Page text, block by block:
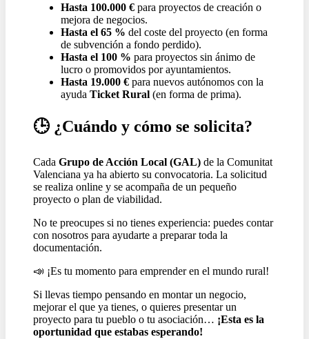
Hasta 100.000 € para proyectos de creación o
mejora de negocios.
Hasta el 65 % del coste del proyecto (en forma
de subvención a fondo perdido).
Hasta el 100 % para proyectos sin ánimo de
lucro o promovidos por ayuntamientos.
Hasta 19.000 € para nuevos autónomos con la
ayuda Ticket Rural (en forma de prima).
🕒 ¿Cuándo y cómo se solicita?
Cada Grupo de Acción Local (GAL) de la Comunitat
Valenciana ya ha abierto su convocatoria. La solicitud
se realiza online y se acompaña de un pequeño
proyecto o plan de viabilidad.
No te preocupes si no tienes experiencia: puedes contar
con nosotros para ayudarte a preparar toda la
documentación.
📣 ¡Es tu momento para emprender en el mundo rural!
Si llevas tiempo pensando en montar un negocio,
mejorar el que ya tienes, o quieres presentar un
proyecto para tu pueblo o tu asociación… ¡Esta es la
oportunidad que estabas esperando!